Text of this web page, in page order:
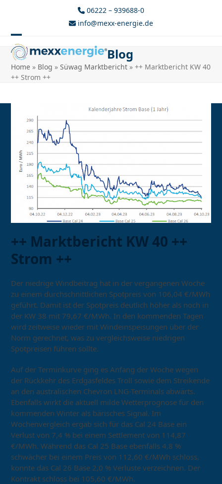
06222 – 939688-0
info@mexx-energie.de
Open
mobile
menu
Close
mobile
menu
Blog
Home » Blog »Süwag Marktbericht »++ Marktbericht KW 40
++ Strom ++
++ Marktbericht KW 40 ++
Strom ++
Der niedrige Windbeitrag hat in der vergangenen Woche
zu einem durchschnittlichen Spotpreis von 106,04 €/MWh
geführt. Damit ist der Spotpreis deutlich höher als noch in
der KW 38 mit 79,67 €/MWh. In den kommenden Tagen
wird zeitweise wieder mit Windeinspeisungen über der
Norm gerechnet, was zu vergleichsweise niedrigen
Spotpreisen führen sollte.
Auf der Terminkurve ging es Anfang der Woche wegen
der Rückkehr des Erdgasfeldes Troll sowie dem Streikende
an den australischen Chevron LNG-Terminals abwärts.
Ebenfalls wirkt die aktuell milde Wetterprognose für den
kommenden Winter als bärisches Signal. Im
Wochenvergleich ergab sich für das Cal 24 Base ein
Verlust von 7,4 % bei einem Settlement von 114,87
€/MWh. Während das Cal 25 Base ebenfalls 4,8 %
schwächer bei einem Preis von 112,60 €/MWh schloss,
konnte das Cal 26 Base 2,0 % Verluste verzeichnen. Der
Kontrakt schloss bei 105,60 €/MWh.